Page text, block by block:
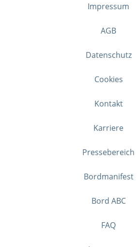
Impressum
AGB
Datenschutz
Cookies
Kontakt
Karriere
Pressebereich
Bordmanifest
Bord ABC
FAQ